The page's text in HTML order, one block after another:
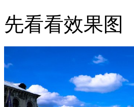
先看看效果图